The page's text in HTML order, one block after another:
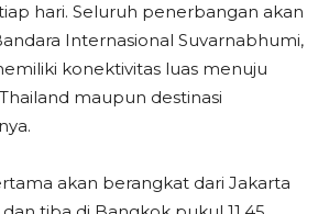
hari. Seluruh penerbangan akan
Internasional Suvarnabhumi,
konektivitas luas menuju
maupun destinasi
akan berangkat dari Jakarta